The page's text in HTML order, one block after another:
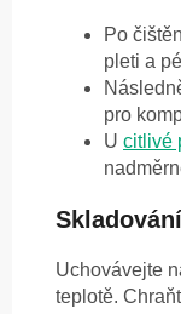
Po
pleti a
pro
U citlivé
Skladování
Uchovávejte
teplotě.